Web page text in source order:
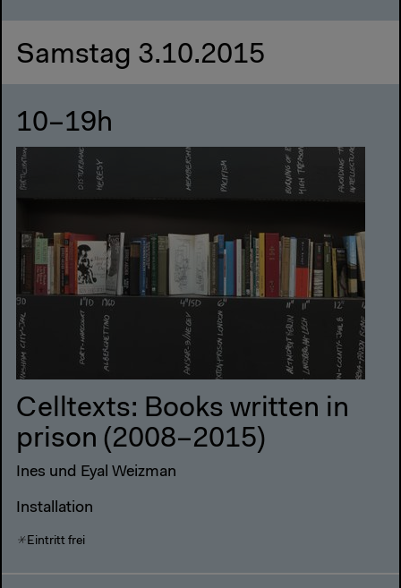
Samstag 3.10.2015
10–19h
Celltexts: Books written in
prison (2008–2015)
Ines und Eyal Weizman
Installation
Eintritt frei